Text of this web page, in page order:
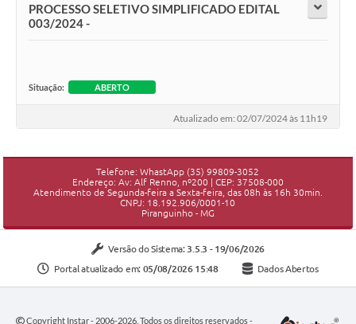
PROCESSO SELETIVO SIMPLIFICADO EDITAL
003/2024 -
Situação: ABERTO
Atualizado em: 02/07/2024 às 11h19
Telefone: WhastApp (35) 99809-3052
Endereço: Av: Alf Renno, nº200 | CEP: 37508-000
Atendimento de Segunda-feira a Sexta-feira, das 08h às 16h 30min.
CNPJ: 18.192.906/0001-10
Piranguinho - MG
Versão do Sistema: 3.5.3 - 19/06/2026
Portal atualizado em: 05/08/2026 15:48 Dados Abertos
Copyright Instar - 2006-2026. Todos os direitos reservados -